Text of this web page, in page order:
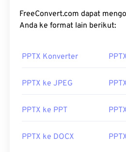
FreeConvert.com dapat
Anda ke format lain berikut:
PPTX Konverter
PPTX ke JPEG
PPTX ke PPT
PPTX ke DOCX